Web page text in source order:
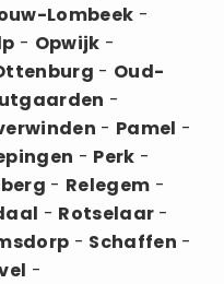
Lombeek -
- Opwijk -
- Oud-
-
- Pamel -
- Perk -
- Relegem -
- Rotselaar -
- Schaffen -
-